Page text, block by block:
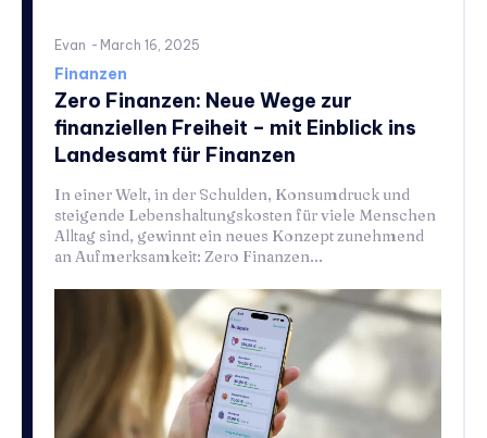
Evan - March 16, 2025
Finanzen
Zero Finanzen: Neue Wege zur
finanziellen Freiheit – mit Einblick ins
Landesamt für Finanzen
In einer Welt, in der Schulden, Konsumdruck und
steigende Lebenshaltungskosten für viele Menschen
Alltag sind, gewinnt ein neues Konzept zunehmend
an Aufmerksamkeit: Zero Finanzen...